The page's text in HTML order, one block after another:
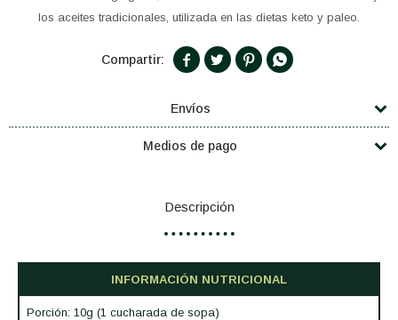
los aceites tradicionales, utilizada en las dietas keto y paleo.
   
Envíos
Medios de pago
Descripción
INFORMACIÓN NUTRICIONAL
Porción: 10g (1 cucharada de sopa)